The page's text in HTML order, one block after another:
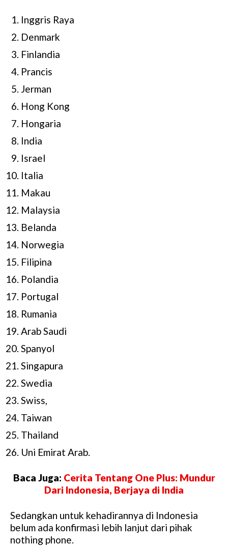
Inggris Raya
Denmark
Finlandia
Prancis
Jerman
Hong Kong
Hongaria
India
Israel
Italia
Makau
Malaysia
Belanda
Norwegia
Filipina
Polandia
Portugal
Rumania
Arab Saudi
Spanyol
Singapura
Swedia
Swiss,
Taiwan
Thailand
Uni Emirat Arab.
Baca Juga: Cerita Tentang One Plus: Mundur
Dari Indonesia, Berjaya di India
Sedangkan untuk kehadirannya di Indonesia
belum ada konfirmasi lebih lanjut dari pihak
nothing phone.